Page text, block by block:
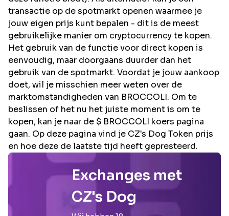
transactie op de spotmarkt openen waarmee je
jouw eigen prijs kunt bepalen - dit is de meest
gebruikelijke manier om cryptocurrency te kopen.
Het gebruik van de functie voor direct kopen is
eenvoudig, maar doorgaans duurder dan het
gebruik van de spotmarkt. Voordat je jouw aankoop
doet, wil je misschien meer weten over de
marktomstandigheden van BROCCOLI. Om te
beslissen of het nu het juiste moment is om te
kopen, kan je naar de $ BROCCOLI koers pagina
gaan. Op deze pagina vind je CZ's Dog Token prijs
en hoe deze de laatste tijd heeft gepresteerd.
Exchanges met
CZ's Dog